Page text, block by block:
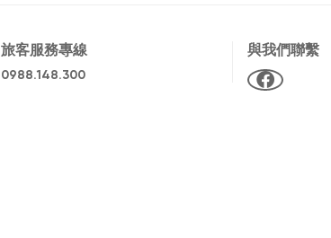
旅客服務專線
0988.148.300
與我們聯繫